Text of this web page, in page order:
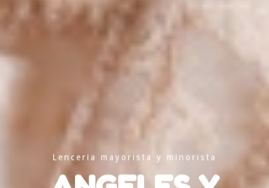
Lenceria mayorista y minorista